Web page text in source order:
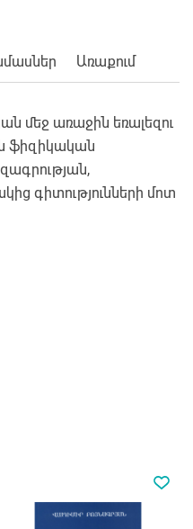
Առաքում
մեջ առաջին եռալեզու
ֆիզիկական
գիտությունների մոտ